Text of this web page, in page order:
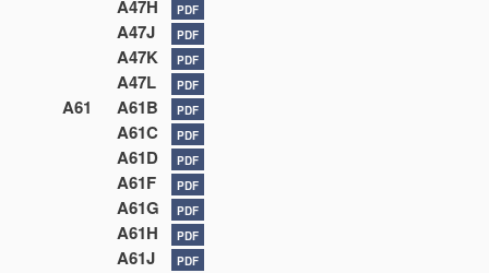
A47H PDF
A47J PDF
A47K PDF
A47L PDF
A61 A61B PDF
A61C PDF
A61D PDF
A61F PDF
A61G PDF
A61H PDF
A61J PDF